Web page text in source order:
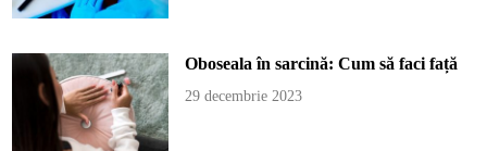
Oboseala în sarcină: Cum să faci față
29 decembrie 2023